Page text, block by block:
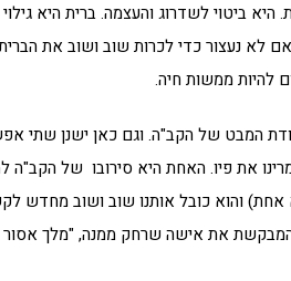
ביטוי לשדרוג והעצמה. ברית היא
לא נעצור כדי לכרות שוב ושוב את
להיות ממשות חיה.
המבט של הקב"ה. וגם כאן ישנן שתי
את פיו. האחת היא סירובו של הקב"ה
והוא כובל אותנו שוב ושוב מחדש
המבקשת את אישה שרחק ממנה, "מלך